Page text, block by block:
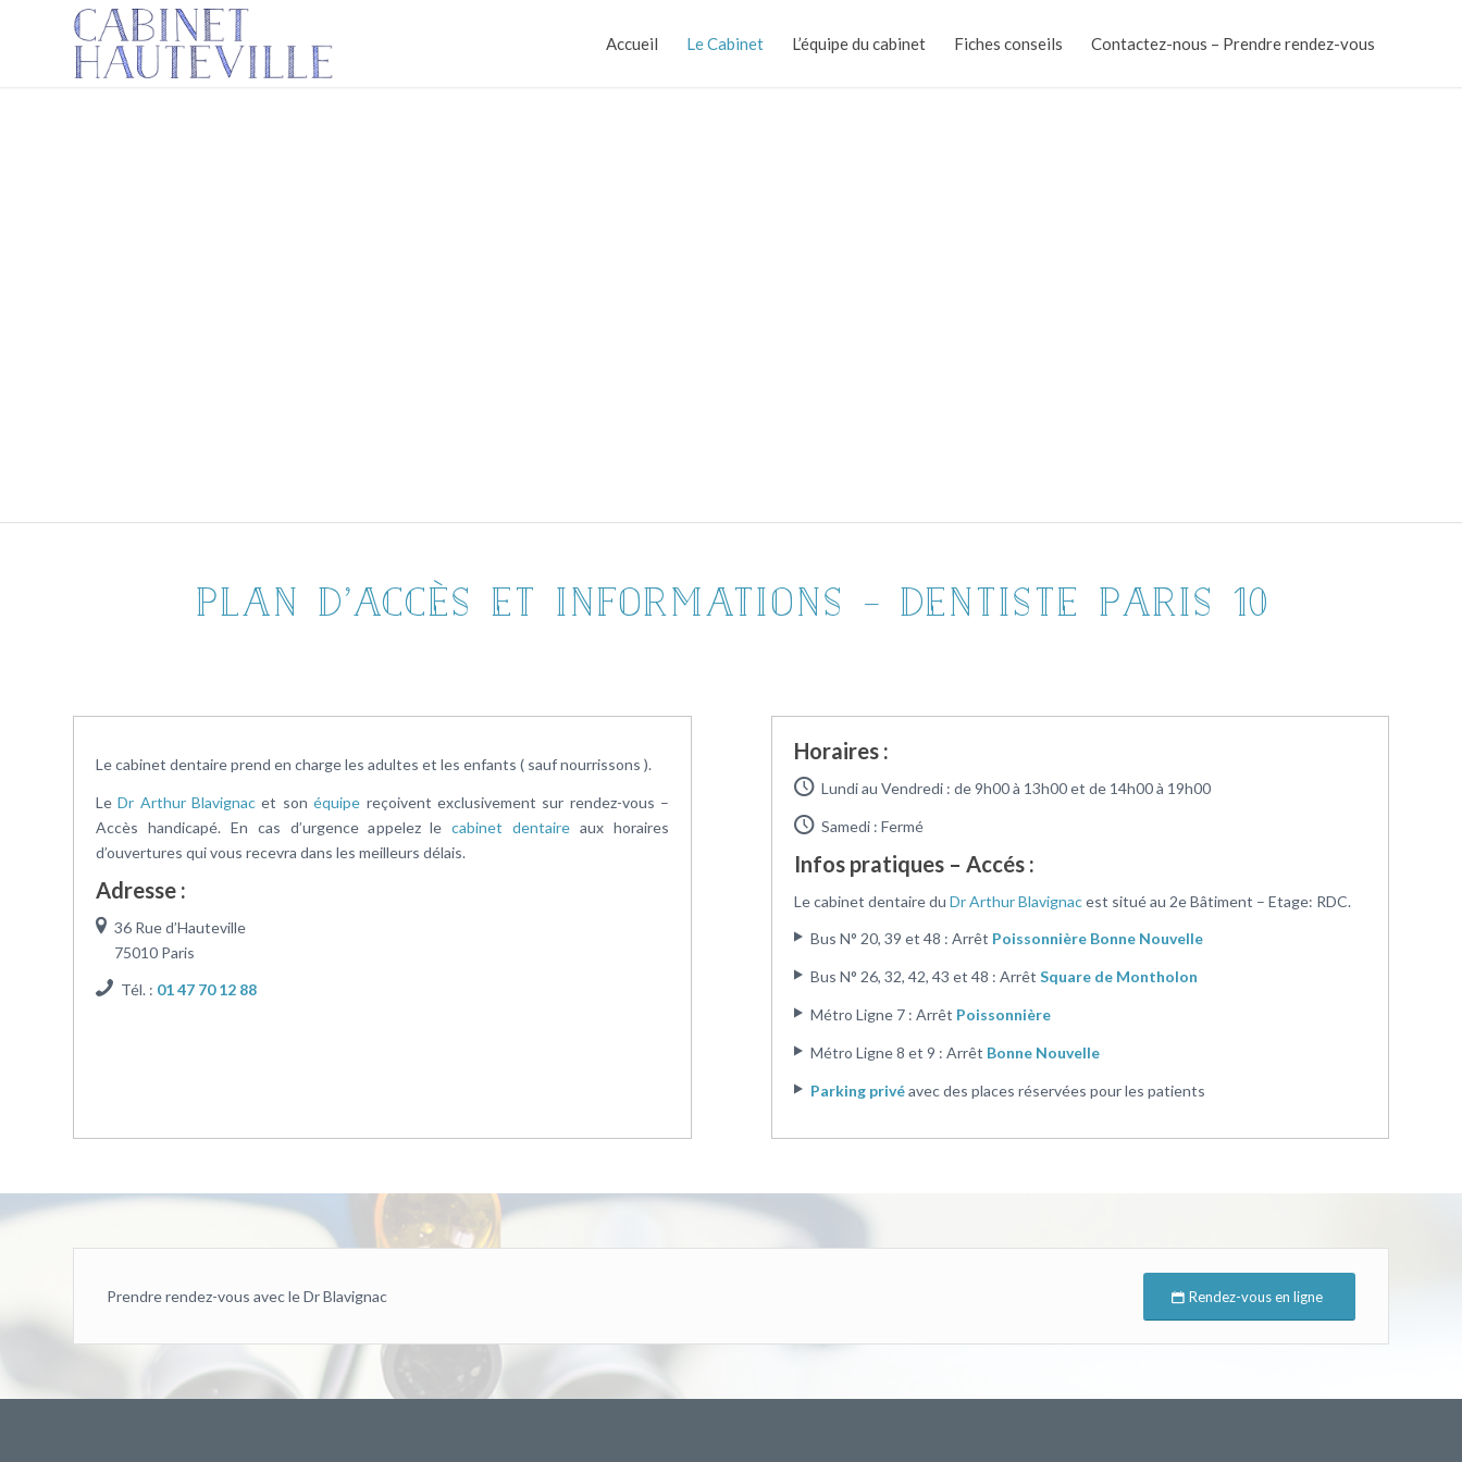
Accueil Le Cabinet L’équipe du cabinet Fiches conseils Contactez-nous – Prendre rendez-vous
Plan d’accès et Informations – Dentiste Paris 10
Le cabinet dentaire prend en charge les adultes et les enfants ( sauf nourrissons ).
LeDr Arthur Blavignac et sonéquipe reçoivent exclusivement sur rendez-vous –
Accès handicapé. En cas d’urgence appelez lecabinet dentaire aux horaires
d’ouvertures qui vous recevra dans les meilleurs délais.
Adresse :
36 Rue d’Hauteville
75010 Paris
Tél. : 01 47 70 12 88
Horaires :
Lundi au Vendredi : de 9h00 à 13h00 et de 14h00 à 19h00
Samedi : Fermé
Infos pratiques – Accés :
Le cabinet dentaire du Dr Arthur Blavignacest situé au 2e Bâtiment – Etage: RDC.
Bus N° 20, 39 et 48 : Arrêt Poissonnière Bonne Nouvelle
Bus N° 26, 32, 42, 43 et 48 : Arrêt Square de Montholon
Métro Ligne 7 : Arrêt Poissonnière
Métro Ligne 8 et 9 : Arrêt Bonne Nouvelle
Parking privéavec des places réservées pour les patients
Prendre rendez-vous avec le Dr Blavignac Rendez-vous en ligne